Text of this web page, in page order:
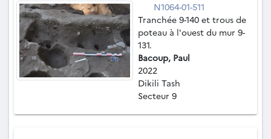
N1064-01-511
Tranchée 9-140 et trous de
poteau à l'ouest du mur 9-
131.
Bacoup, Paul
2022
Dikili Tash
Secteur 9